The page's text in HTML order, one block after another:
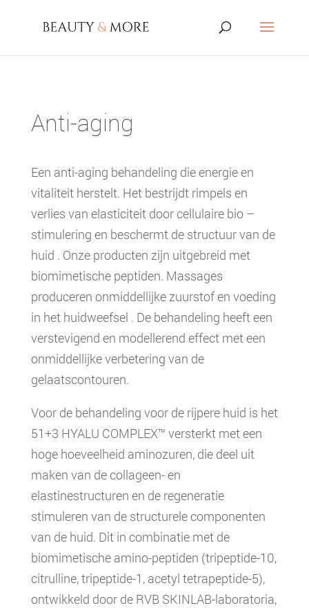
Anti-aging
Een anti-aging behandeling die energie en
vitaliteit herstelt. Het bestrijdt rimpels en
verlies van elasticiteit door cellulaire bio –
stimulering en beschermt de structuur van de
huid . Onze producten zijn uitgebreid met
biomimetische peptiden. Massages
produceren onmiddellijke zuurstof en voeding
in het huidweefsel . De behandeling heeft een
verstevigend en modellerend effect met een
onmiddellijke verbetering van de
gelaatscontouren.
Voor de behandeling voor de rijpere huid is het
51+3 HYALU COMPLEX™ versterkt met een
hoge hoeveelheid aminozuren, die deel uit
maken van de collageen- en
elastinestructuren en de regeneratie
stimuleren van de structurele componenten
van de huid. Dit in combinatie met de
biomimetische amino-peptiden (tripeptide-10,
citrulline, tripeptide-1, acetyl tetrapeptide-5),
ontwikkeld door de RVB SKINLAB-laboratoria,